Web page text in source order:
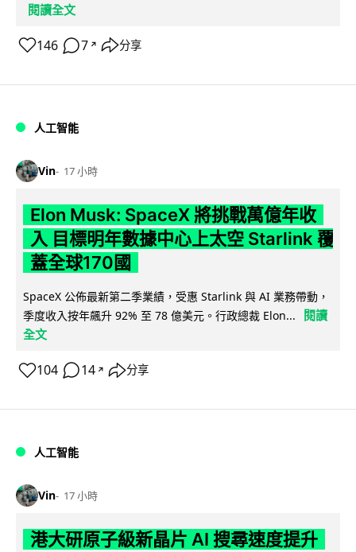
閱讀全文
146 7 ↗ 分享
人工智能
Vin 17 小時
Elon Musk: SpaceX 將挑戰萬億年收
入 目標明年數據中心上太空 Starlink 覆
蓋全球170國
SpaceX 公佈最新第二季業績，受惠 Starlink 與 AI 業務帶動，
季度收入按年飆升 92% 至 78 億美元。行政總裁 Elon...
閱讀
全文
104 14 ↗ 分享
人工智能
Vin 17 小時
港大研原子級新晶片 AI 搜尋速度提升